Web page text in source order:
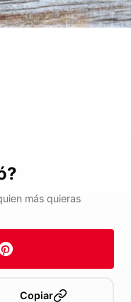
más quieras
Copiar